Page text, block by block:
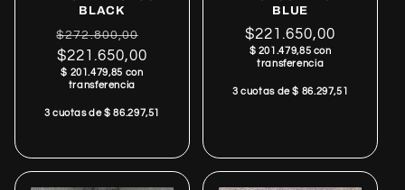
BLACK
Regular
price
$272.800,00
$221.650,00
$ 201.479,85 con
transferencia
3 cuotas de $ 86.297,51
BLUE
Regular
price
$221.650,00
$ 201.479,85 con
transferencia
3 cuotas de $ 86.297,51